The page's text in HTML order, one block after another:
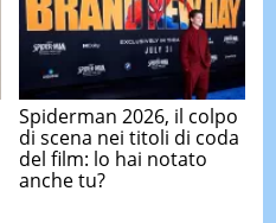
Spiderman 2026, il colpo
di scena nei titoli di coda
del film: lo hai notato
anche tu?